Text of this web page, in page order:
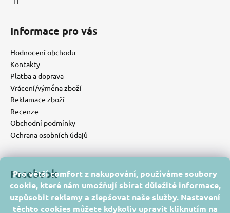
Pro větší comfort z nakupování, používáme soubory
cookie, které nám umožňují sbírat důležité informace,
uzpůsobit reklamy a zlepšovat naše služby. Nastavení
těchto cookies můžete kdykoliv upravit kliknutím na
Informace pro vás
Hodnocení obchodu
Kontakty
Platba a doprava
Vrácení/výměna zboží
Reklamace zboží
Recenze
Obchodní podmínky
Ochrana osobních údajů
Facebook